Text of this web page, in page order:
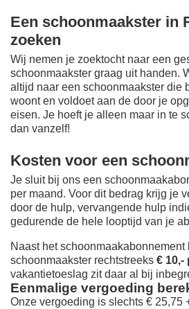
Een schoonmaakster in
zoeken
Wij nemen je zoektocht naar een
schoonmaakster graag uit handen.
altijd naar een schoonmaakster die
woont en voldoet aan de door je
eisen. Je hoeft je alleen maar in te
dan vanzelf!
Kosten voor een
Je sluit bij ons een
per maand. Voor dit bedrag krijg je
door de hulp, vervangende hulp
gedurende de hele looptijd van je
Naast het schoonmaakabonnement
schoonmaakster rechtstreeks € 10,-
vakantietoeslag zit daar al bij
Eenmalige vergoeding
Onze vergoeding is slechts € 25,75